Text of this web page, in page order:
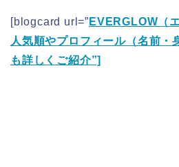
[blogcard url=” EVERGLOW（
人気順やプロフィール（名前・
も詳しくご紹介”]